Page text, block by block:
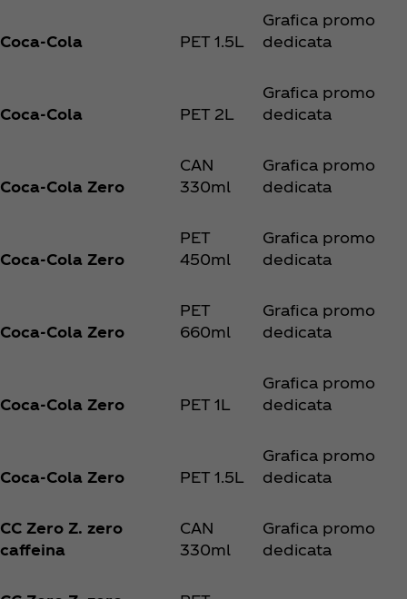
Coca‑Cola PET 1.5L
Grafica promo
dedicata
Coca‑Cola PET 2L
Grafica promo
dedicata
Coca‑Cola Zero
CAN
330ml
Grafica promo
dedicata
Coca‑Cola Zero
PET
450ml
Grafica promo
dedicata
Coca‑Cola Zero
PET
660ml
Grafica promo
dedicata
Coca‑Cola Zero PET 1L
Grafica promo
dedicata
Coca‑Cola Zero PET 1.5L
Grafica promo
dedicata
CC Zero Z. zero
caffeina
CAN
330ml
Grafica promo
dedicata